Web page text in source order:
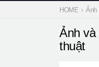
HOME Ảnh
Ảnh và
thuật